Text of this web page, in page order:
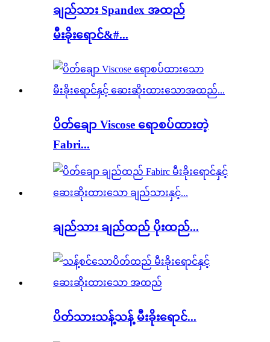
ချည်သား Spandex အထည်
မီးခိုးရောင်&#...
ပိတ်ချော Viscose ရောစပ်ထားတဲ့
Fabri...
ချည်သား ချည်ထည် ပိုးထည်...
ပိတ်သားသန့်သန့် မီးခိုးရောင်...